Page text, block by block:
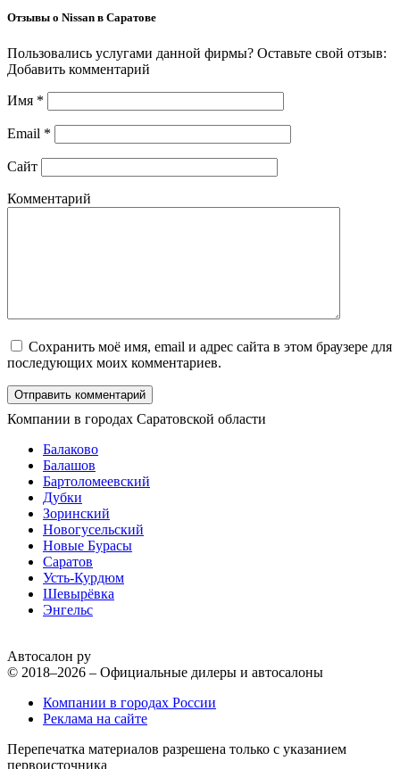
Отзывы о Nissan в Саратове
Пользовались услугами данной фирмы? Оставьте свой отзыв:
Добавить комментарий
Имя *
Email *
Сайт
Комментарий
Сохранить моё имя, email и адрес сайта в этом браузере для
последующих моих комментариев.
Компании в городах Саратовской области
Балаково
Балашов
Бартоломеевский
Дубки
Зоринский
Новогусельский
Новые Бурасы
Саратов
Усть-Курдюм
Шевырёвка
Энгельс
Автосалон ру
© 2018–2026 – Официальные дилеры и автосалоны
Компании в городах России
Реклама на сайте
Перепечатка материалов разрешена только с указанием
первоисточника